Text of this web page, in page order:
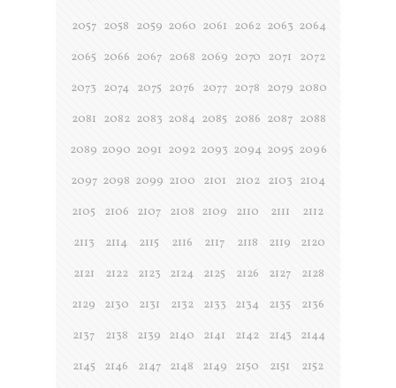
2057 2058 2059 2060 2061 2062 2063 2064
2065 2066 2067 2068 2069 2070 2071
2072
2073 2074 2075 2076 2077 2078 2079 2080
2081 2082 2083 2084 2085 2086 2087 2088
2089 2090 2091 2092 2093 2094 2095 2096
2097 2098 2099 2100 2101 2102 2103 2104
2105
2106 2107 2108 2109 2110 2111
2112
2113
2114 2115 2116 2117 2118 2119
2120
2121
2122 2123 2124 2125 2126 2127
2128
2129
2130 2131 2132 2133 2134 2135
2136
2137
2138 2139 2140 2141 2142 2143
2144
2145
2146 2147 2148 2149 2150 2151
2152